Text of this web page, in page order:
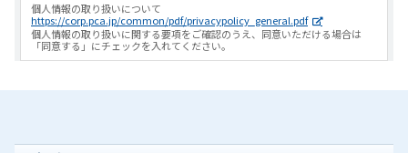
個人情報の取り扱いについて
https://corp.pca.jp/common/pdf/privacypolicy_general.pdf
個人情報の取り扱いに関する要項をご確認のうえ、同意いただける場合は
「同意する」にチェックを入れてください。